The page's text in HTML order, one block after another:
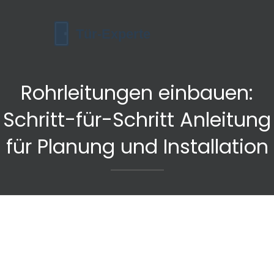
Rohrleitungen einbauen:
Schritt-für-Schritt Anleitung
für Planung und Installation